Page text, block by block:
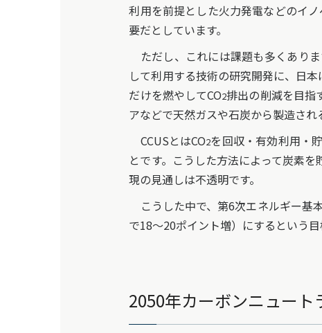
利用を前提とした火力発電などのイ
要だとしています。
ただし、これには課題も多くあり
して利用する技術の研究開発に、日
だけを燃やしてCO2排出の削減を目指
アなどで天然ガスや石炭から製造され
CCUSとはCO2を回収・有効利用・
とです。こうした方法によって炭素を
現の見通しは不透明です。
こうした中で、第6次エネルギー基
で18～20ポイント増）にするという
2050年カーボンニュー